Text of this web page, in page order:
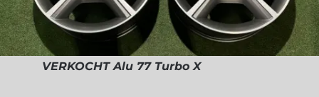
VERKOCHT Alu 77 Turbo X